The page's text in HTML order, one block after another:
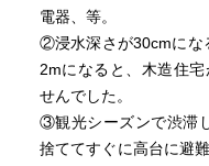
いずれにせよ、本書で
内の発生確率が約70パ
電器、等。
②浸水深さが30cmにな
2mになると、木造住
せんでした。
③観光シーズンで渋滞
捨ててすぐに高台に避